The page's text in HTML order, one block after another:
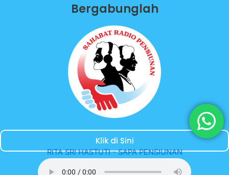
Bergabunglah
Klik di Sini
RITA SRI HASTUTI - SAPA PENSIUNAN